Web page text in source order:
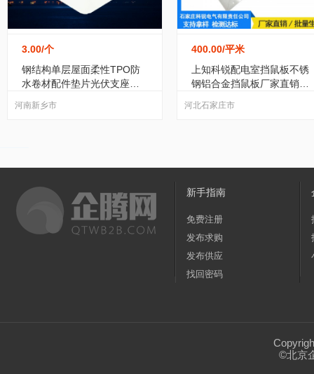
3.00/个
钢结构单层屋面柔性TPO防
水卷材配件垫片光伏支座避
河南新乡市
400.00/平米
上知科锐配电室挡鼠板不锈
钢铝合金挡鼠板厂家直销可
河北石家庄市
新手指南
免费注册
发布求购
发布供应
找回密码
©北京